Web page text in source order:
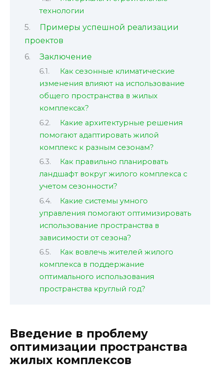
технологии
Примеры успешной реализации
проектов
Заключение
Как сезонные климатические
изменения влияют на использование
общего пространства в жилых
комплексах?
Какие архитектурные решения
помогают адаптировать жилой
комплекс к разным сезонам?
Как правильно планировать
ландшафт вокруг жилого комплекса с
учетом сезонности?
Какие системы умного
управления помогают оптимизировать
использование пространства в
зависимости от сезона?
Как вовлечь жителей жилого
комплекса в поддержание
оптимального использования
пространства круглый год?
Введение в проблему
оптимизации пространства
жилых комплексов